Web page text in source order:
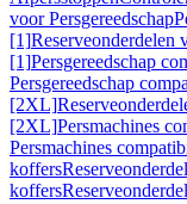
voor Persgereedschap
[1]Reserveonderdelen
[1]Persgereedschap
Persgereedschap
[2XL]
[2XL]Persmachines
Persmachines
koffers
koffers